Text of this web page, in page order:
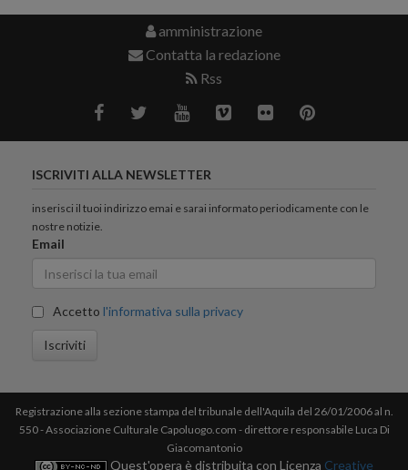
amministrazione
Contatta la redazione
Rss
ISCRIVITI ALLA NEWSLETTER
inserisci il tuoi indirizzo emai e sarai informato periodicamente con le
nostre notizie.
Email
Accetto l'informativa sulla privacy
Iscriviti
Registrazione alla sezione stampa del tribunale dell'Aquila del 26/01/2006 al n.
550 - Associazione Culturale Capoluogo.com - direttore responsabile Luca Di
Giacomantonio
Quest'opera è distribuita con Licenza Creative